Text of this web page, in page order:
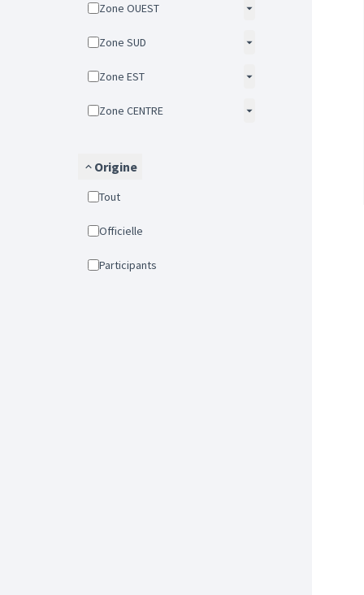
Zone OUEST
Zone SUD
Zone EST
Zone CENTRE
Origine
Tout
Officielle
Participants